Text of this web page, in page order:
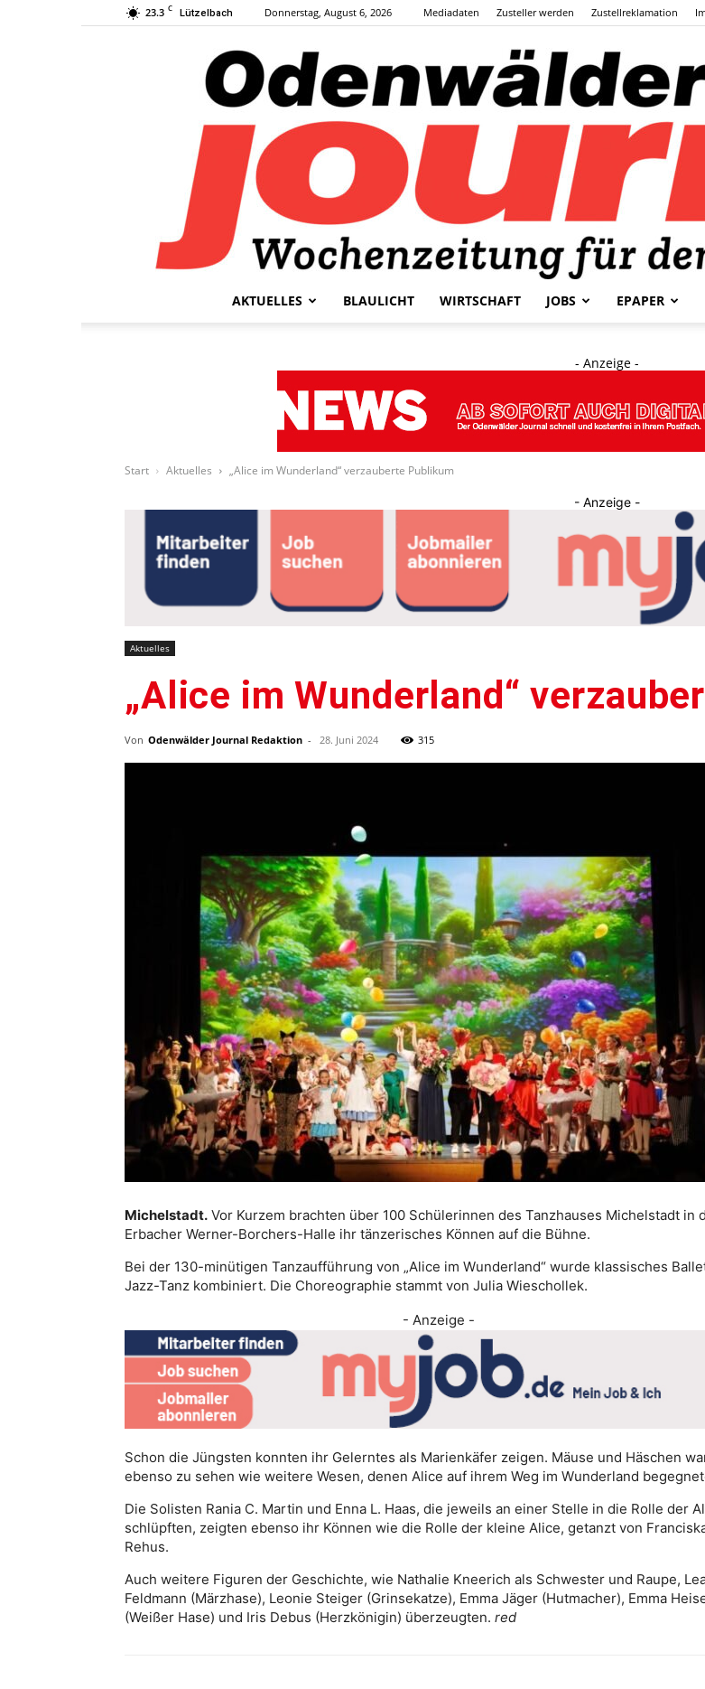
23.3 C Lützelbach Donnerstag, August 6, 2026 Mediadaten Zusteller werden Zustellreklamation
Journal
AKTUELLES BLAULICHT WIRTSCHAFT JOBS EPAPER
- Anzeige -
Start Aktuelles „Alice im Wunderland“ verzauberte Publikum
- Anzeige -
Aktuelles
„Alice im Wunderland“
Von Odenwälder Journal Redaktion - 28. Juni 2024 315
Michelstadt. Vor Kurzem brachten über 100 Schülerinnen des Tanzhauses Michelstadt in
Erbacher Werner-Borchers-Halle ihr tänzerisches Können auf die Bühne.
Bei der 130-minütigen Tanzaufführung von „Alice im Wunderland“ wurde klassisches
Jazz-Tanz kombiniert. Die Choreographie stammt von Julia Wieschollek.
- Anzeige -
Schon die Jüngsten konnten ihr Gelerntes als Marienkäfer zeigen. Mäuse und Häschen
ebenso zu sehen wie weitere Wesen, denen Alice auf ihrem Weg im Wunderland
Die Solisten Rania C. Martin und Enna L. Haas, die jeweils an einer Stelle in die Rolle der
schlüpften, zeigten ebenso ihr Können wie die Rolle der kleine Alice, getanzt von
Rehus.
Auch weitere Figuren der Geschichte, wie Nathalie Kneerich als Schwester und Raupe,
Feldmann (Märzhase), Leonie Steiger (Grinsekatze), Emma Jäger (Hutmacher), Emma
(Weißer Hase) und Iris Debus (Herzkönigin) überzeugten. red